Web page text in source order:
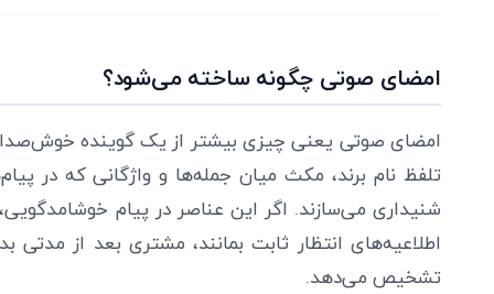
امضای صوتی چگونه ساخته می‌شود؟
امضای صوتی یعنی چیزی بیشتر از یک گوینده
تلفظ نام برند، مکث میان جمله‌ها و واژگانی که در
شنیداری می‌سازند. اگر این عناصر در پیام
اطلاعیه‌های انتظار ثابت بمانند، مشتری بعد از
تشخیص می‌دهد.